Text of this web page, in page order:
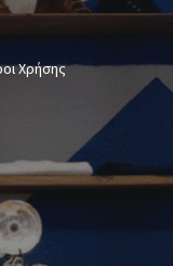
Χρήσης